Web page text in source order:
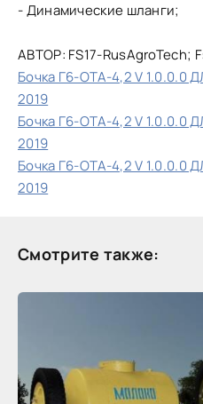
- Динамические шланги;
АВТОР: FS17-RusAgroTech;
Бочка Г6-ОТА-4,2 V 1.0.0.0
2019
Бочка Г6-ОТА-4,2 V 1.0.0.0
2019
Бочка Г6-ОТА-4,2 V 1.0.0.0
2019
Смотрите также: